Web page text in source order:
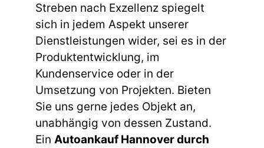
Streben nach Exzellenz spiegelt
sich in jedem Aspekt unserer
Dienstleistungen wider, sei es in der
Produktentwicklung, im
Kundenservice oder in der
Umsetzung von Projekten. Bieten
Sie uns gerne jedes Objekt an,
unabhängig von dessen Zustand.
Ein Autoankauf Hannover durch